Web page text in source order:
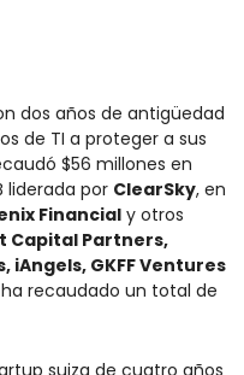
dos años de antigüedad
de TI a proteger a sus
$56 millones en
liderada por ClearSky, en
Financial y otros
Capital Partners,
iAngels, GKFF Ventures
recaudado un total de
suiza de cuatro años